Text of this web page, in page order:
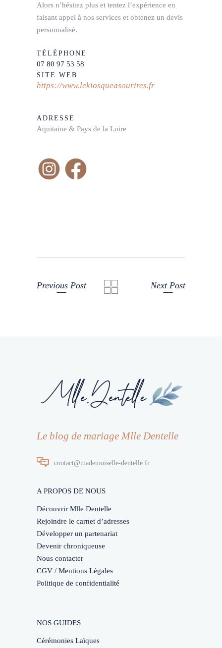
Alors n’hésitez plus et tentez l’expérience en
faisant appel à nos services et obtenez un devis
personnalisé.
TÉLÉPHONE
07 80 97 53 58
SITE WEB
https://www.lekiosqueasourires.fr
ADRESSE
Aquitaine & Pays de la Loire
Previous Post Next Post
Le blog de mariage Mlle Dentelle
contact@mademoiselle-dentelle.fr
A PROPOS DE NOUS
Découvrir Mlle Dentelle
Rejoindre le carnet d’adresses
Développer un partenariat
Devenir chroniqueuse
Nous contacter
CGV / Mentions Légales
Politique de confidentialité
NOS GUIDES
Cérémonies Laïques